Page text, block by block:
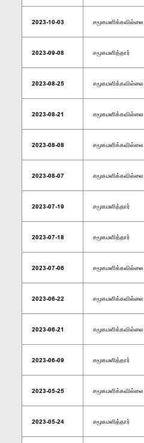
2023-10-03 சமூகமளிக்கவில்லை
2023-09-08 சமூகமளித்தார்
2023-08-25 சமூகமளிக்கவில்லை
2023-08-21 சமூகமளிக்கவில்லை
2023-08-08 சமூகமளிக்கவில்லை
2023-08-07 சமூகமளிக்கவில்லை
2023-07-19 சமூகமளித்தார்
2023-07-18 சமூகமளித்தார்
2023-07-06 சமூகமளிக்கவில்லை
2023-06-22 சமூகமளிக்கவில்லை
2023-06-21 சமூகமளிக்கவில்லை
2023-06-09 சமூகமளித்தார்
2023-05-25 சமூகமளிக்கவில்லை
2023-05-24 சமூகமளித்தார்